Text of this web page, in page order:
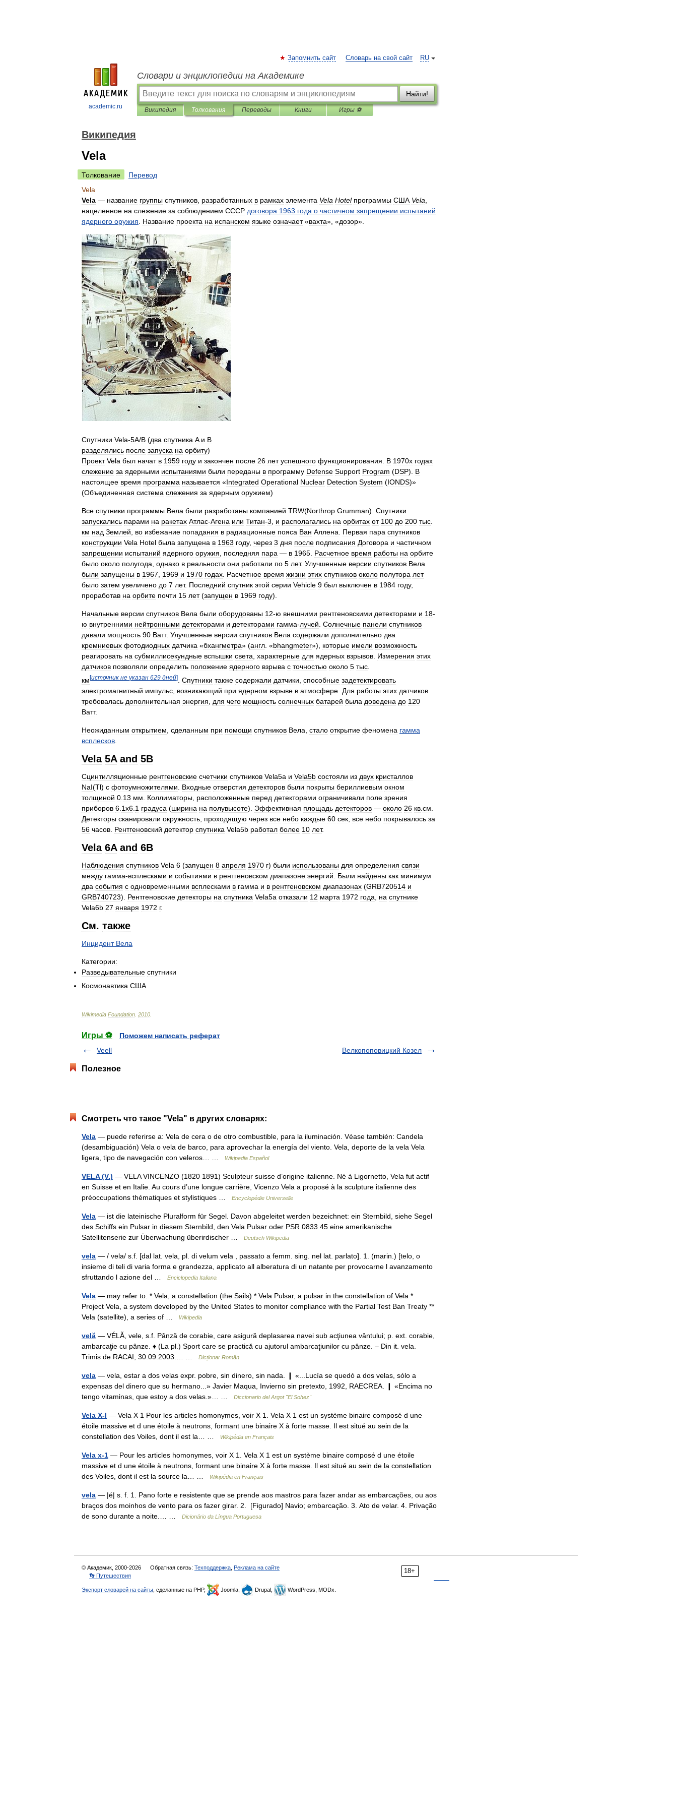
academic.ru
RU
Запомнить сайт Словарь на свой сайт
Словари и энциклопедии на Академике
Найти!
Википедия Толкования Переводы Книги Игры ⚽
Википедия
Vela
Толкование
Перевод
Vela
Vela — название группы спутников разработанных в рамках элемента Vela Hotel программы США Vela
нацеленное на слежение за соблюдением СССР договора 1963 года о частичном запрещении испытаний
ядерного оружия Название проекта на испанском языке означает«вахта», «дозор».
Спутники Vela-5A/B (два спутника A и B
разделялись после запуска на орбиту)
Проект Vela был начат в 1959 году и закончен после 26 лет успешного функционирования В 1970х годах
слежение за ядерными испытаниями были переданы в программу Defense Support Program (DSP). В
настоящее время программа называется «Integrated Operational Nuclear Detection System (IONDS)»
(Объединенная система слежения за ядерным оружием)
Все спутники программы Вела были разработаны компанией TRW(Northrop Grumman). Спутники
запускались парами на ракетах Атлас-Агена или Титан-3 и располагались на орбитах от 100 до 200 тыс
км над Землей во избежание попадания в радиационные пояса Ван Аллена Первая пара спутников
конструкции Vela Hotel была запущена в 1963 году, через 3 дня после подписания Договора и частичном
запрещении испытаний ядерного оружия последняя пара — в 1965 Расчетное время работы на орбите
было около полугода однако в реальности они работали по 5 лет. Улучшенные версии спутников Вела
были запущены в 1967 1969 и 1970 годах Расчетное время жизни этих спутников около полутора лет
было затем увеличено до 7 лет. Последний спутник этой серии Vehicle 9 был выключен в 1984 году,
проработав на орбите почти 15 лет(запущен в 1969 году).
Начальные версии спутников Вела были оборудованы 12-ю внешними рентгеновскими детекторами и 18-
ю внутренними нейтронными детекторами и детекторами гамма-лучей Солнечные панели спутников
давали мощность 90 Ватт. Улучшенные версии спутников Вела содержали дополнительно два
кремниевых фотодиодных датчика «бхангметра» (англ . «bhangmeter»), которые имели возможность
реагировать на субмиллисекундные вспышки света характерные для ядерных взрывов Измерения этих
датчиков позволяли определить положение ядерного взрыва с точностью около 5 тыс
км[источник не указан 629 дней] Спутники также содержали датчики способные задетектировать
электромагнитный импульс возникающий при ядерном взрыве в атмосфере Для работы этих датчиков
требовалась дополнительная энергия для чего мощность солнечных батарей была доведена до 120
Ватт.
Неожиданным открытием сделанным при помощи спутников Вела стало открытие феномена гамма
всплесков
Vela 5A and 5B
Сцинтилляционные рентгеновские счетчики спутников Vela5a и Vela5b состояли из двух кристаллов
NaI(Tl) с фотоумножителями Входные отверстия детекторов были покрыты бериллиевым окном
толщиной 0 13 мм Коллиматоры расположенные перед детекторами ограничивали поле зрения
приборов 6 1х6 1 градуса (ширина на полувысоте). Эффективная площадь детекторов — около 26 кв см
Детекторы сканировали окружность проходящую через все небо каждые 60 сек все небо покрывалось за
56 часов Рентгеновский детектор спутника Vela5b работал более 10 лет.
Vela 6A and 6B
Наблюдения спутников Vela 6 (запущен 8 апреля 1970 г) были использованы для определения связи
между гамма-всплесками и событиями в рентгеновском диапазоне энергий Были найдены как минимум
два события с одновременными всплесками в гамма и в рентгеновском диапазонах (GRB720514 и
GRB740723). Рентгеновские детекторы на спутника Vela5a отказали 12 марта 1972 года на спутнике
Vela6b 27 января 1972 г.
См. также
Инцидент Вела
Категории:
Разведывательные спутники
Космонавтика США
Wikimedia Foundation 2010
Игры ⚽
Поможем написать реферат
Veell
Велкопоповицкий Козел
Полезное
Смотреть что такое "Vela" в других словарях:
Vela — puede referirse a: Vela de cera o de otro combustible, para la iluminación. Véase también: Candela
(desambiguación) Vela o vela de barco, para aprovechar la energía del viento. Vela, deporte de la vela Vela
ligera, tipo de navegación con veleros… …
Wikipedia Español
VELA (V.) — VELA VINCENZO (1820 1891) Sculpteur suisse d’origine italienne. Né à Ligornetto, Vela fut actif
en Suisse et en Italie. Au cours d’une longue carrière, Vicenzo Vela a proposé à la sculpture italienne des
préoccupations thématiques et stylistiques …
Encyclopédie Universelle
Vela — ist die lateinische Pluralform für Segel. Davon abgeleitet werden bezeichnet: ein Sternbild, siehe Segel
des Schiffs ein Pulsar in diesem Sternbild, den Vela Pulsar oder PSR 0833 45 eine amerikanische
Satellitenserie zur Überwachung überirdischer …
Deutsch Wikipedia
vela — / vela/ s.f. [dal lat. vela, pl. di velum vela , passato a femm. sing. nel lat. parlato]. 1. (marin.) [telo, o
insieme di teli di varia forma e grandezza, applicato all alberatura di un natante per provocarne l avanzamento
sfruttando l azione del …
Enciclopedia Italiana
Vela — may refer to: * Vela, a constellation (the Sails) * Vela Pulsar, a pulsar in the constellation of Vela *
Project Vela, a system developed by the United States to monitor compliance with the Partial Test Ban Treaty **
Vela (satellite), a series of …
Wikipedia
velă — VÉLĂ, vele, s.f. Pânză de corabie, care asigură deplasarea navei sub acţiunea vântului; p. ext. corabie,
ambarcaţie cu pânze. ♦ (La pl.) Sport care se practică cu ajutorul ambarcaţiunilor cu pânze. – Din it. vela.
Trimis de RACAI, 30.09.2003.… …
Dicționar Român
vela — vela, estar a dos velas expr. pobre, sin dinero, sin nada. ❙ «...Lucía se quedó a dos velas, sólo a
expensas del dinero que su hermano...» Javier Maqua, Invierno sin pretexto, 1992, RAECREA. ❙ «Encima no
tengo vitaminas, que estoy a dos velas.»… …
Diccionario del Argot "El Sohez"
Vela X-I — Vela X 1 Pour les articles homonymes, voir X 1. Vela X 1 est un système binaire composé d une
étoile massive et d une étoile à neutrons, formant une binaire X à forte masse. Il est situé au sein de la
constellation des Voiles, dont il est la… …
Wikipédia en Français
Vela x-1 — Pour les articles homonymes, voir X 1. Vela X 1 est un système binaire composé d une étoile
massive et d une étoile à neutrons, formant une binaire X à forte masse. Il est situé au sein de la constellation
des Voiles, dont il est la source la… …
Wikipédia en Français
vela — |é| s. f. 1. Pano forte e resistente que se prende aos mastros para fazer andar as embarcações, ou aos
braços dos moinhos de vento para os fazer girar. 2. [Figurado] Navio; embarcação. 3. Ato de velar. 4. Privação
de sono durante a noite.… …
Dicionário da Língua Portuguesa
18+
© Академик, 2000-2026 Обратная связь: Техподдержка Реклама на сайте
👣 Путешествия
Экспорт словарей на сайты , сделанные на PHP, Joomla, Drupal, WordPress, MODx.